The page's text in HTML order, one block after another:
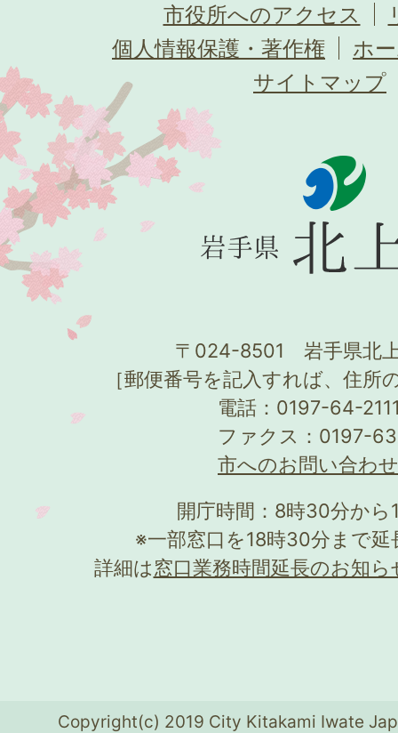
市役所へのアクセス
個人情報保護・著作権
ホ
サイトマップ
〒024-8501 岩手県北
［郵便番号を記入すれば、住所
電話：0197-64-
ファクス：0197-
市へのお問い合わ
開庁時間：8時30分か
※一部窓口を18時30分まで
詳細は窓口業務時間延長のお知ら
Copyright(c) 2019 City Kitakami Iwate